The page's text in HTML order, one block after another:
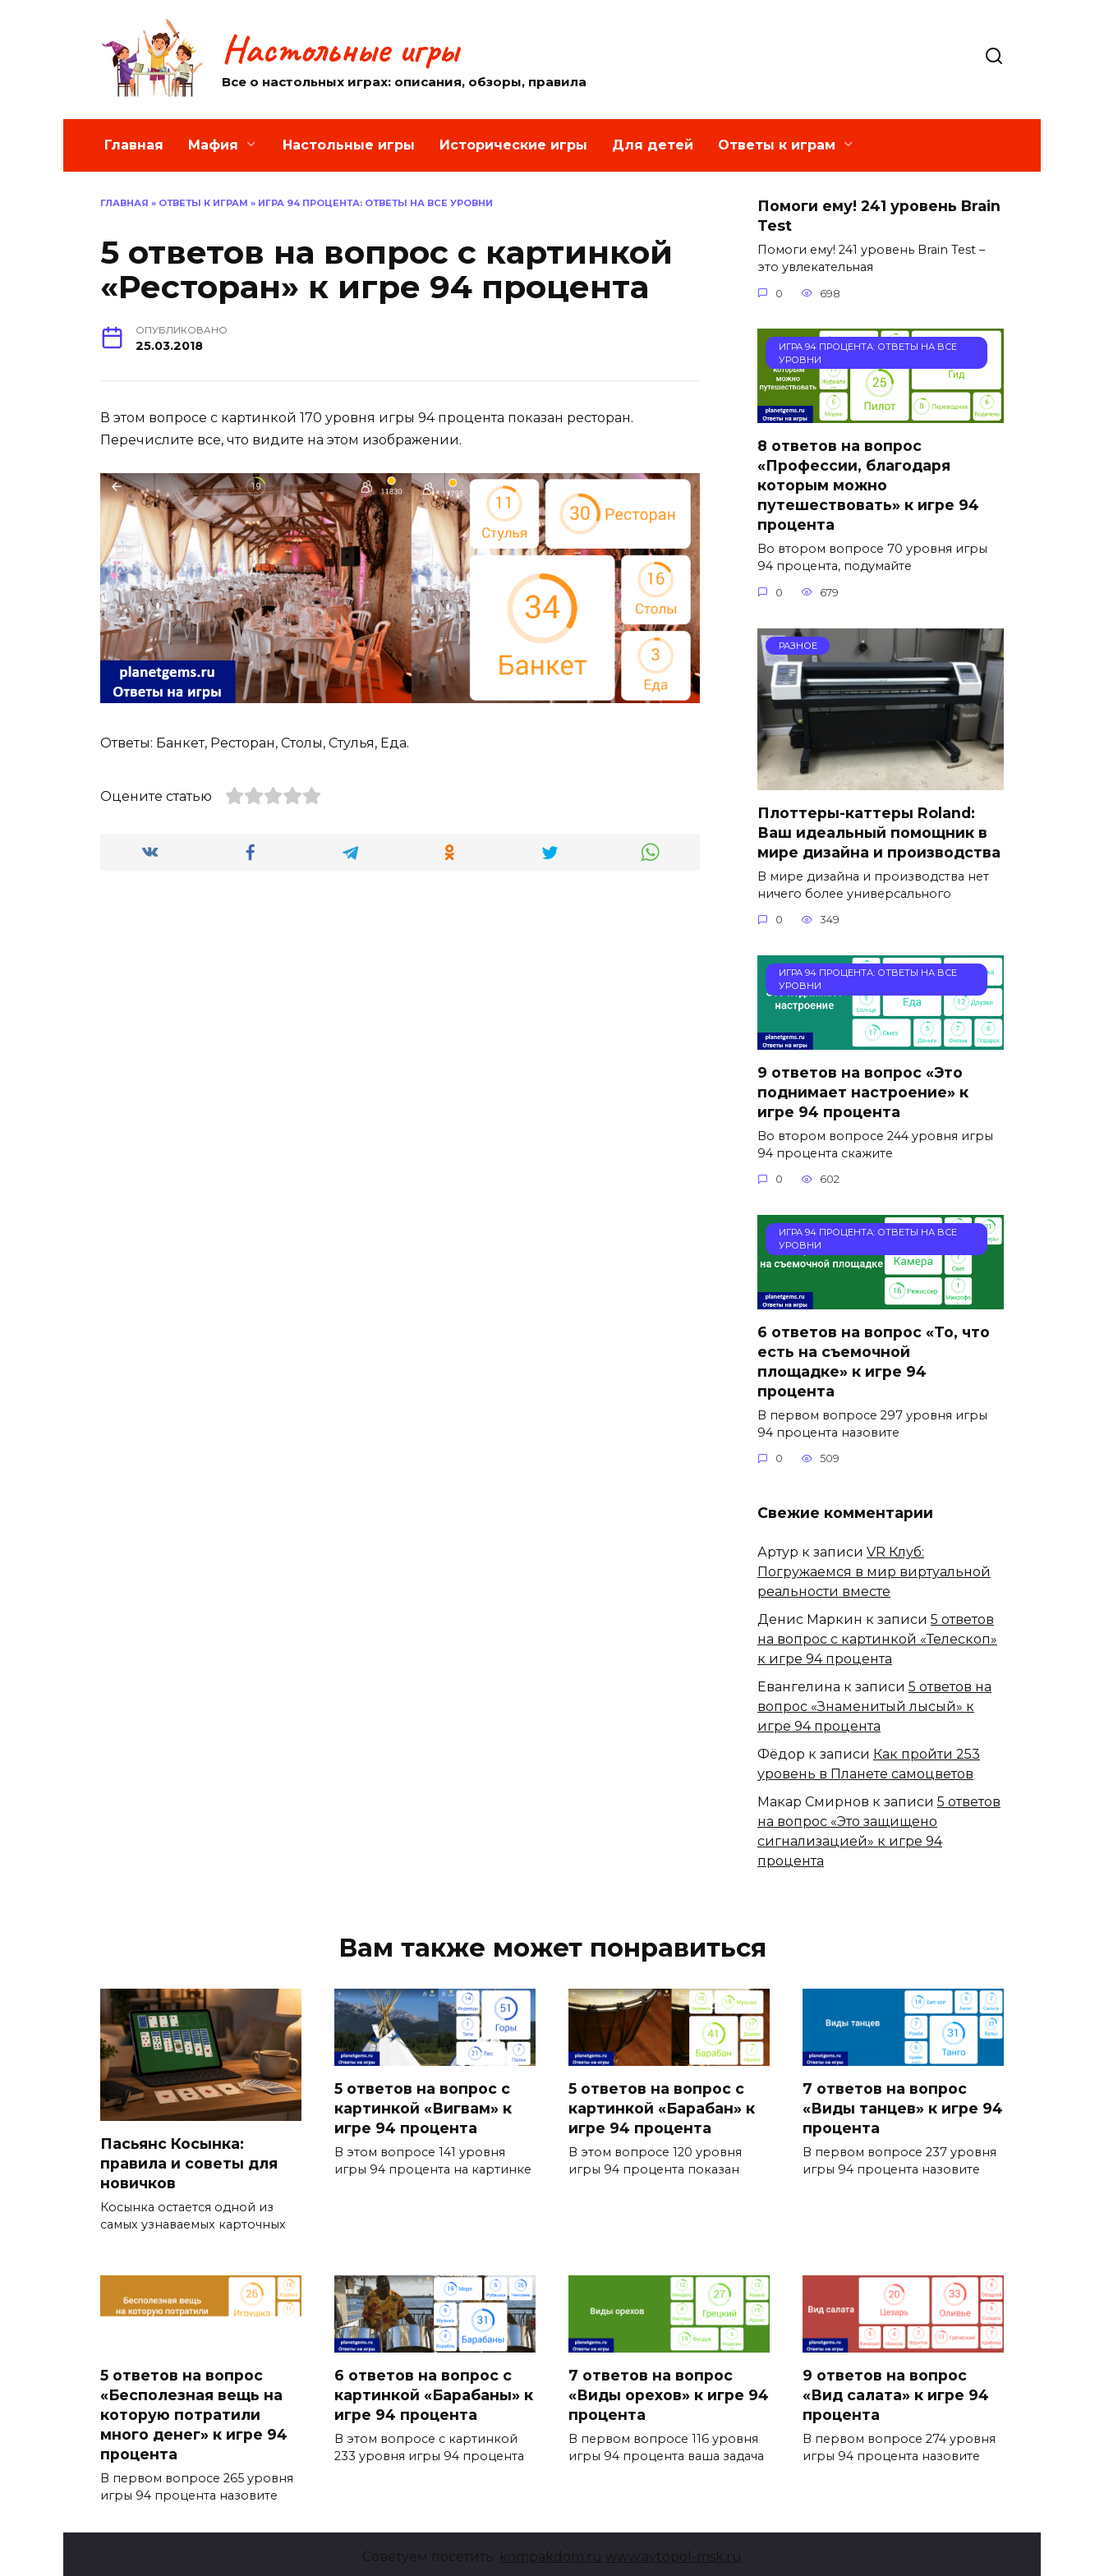
Настольные игры
Все о настольных играх: описания, обзоры, правила
Главная Мафия Настольные игры Исторические игры Для детей Ответы к играм
ГЛАВНАЯ » ОТВЕТЫ К ИГРАМ » ИГРА 94 ПРОЦЕНТА: ОТВЕТЫ НА ВСЕ УРОВНИ
5 ответов на вопрос с картинкой
«Ресторан» к игре 94 процента
ОПУБЛИКОВАНО
25.03.2018
В этом вопросе с картинкой 170 уровня игры 94 процента показан ресторан.
Перечислите все, что видите на этом изображении.
Ответы: Банкет, Ресторан, Столы, Стулья, Еда.
Оцените статью
Помоги ему! 241 уровень Brain
Test
Помоги ему! 241 уровень Brain Test –
это увлекательная
0 698
ИГРА 94 ПРОЦЕНТА: ОТВЕТЫ НА ВСЕ
УРОВНИ
8 ответов на вопрос
«Профессии, благодаря
которым можно
путешествовать» к игре 94
процента
Во втором вопросе 70 уровня игры
94 процента, подумайте
0 679
РАЗНОЕ
Плоттеры-каттеры Roland:
Ваш идеальный помощник в
мире дизайна и производства
В мире дизайна и производства нет
ничего более универсального
0 349
ИГРА 94 ПРОЦЕНТА: ОТВЕТЫ НА ВСЕ
УРОВНИ
9 ответов на вопрос «Это
поднимает настроение» к
игре 94 процента
Во втором вопросе 244 уровня игры
94 процента скажите
0 602
ИГРА 94 ПРОЦЕНТА: ОТВЕТЫ НА ВСЕ
УРОВНИ
6 ответов на вопрос «То, что
есть на съемочной
площадке» к игре 94
процента
В первом вопросе 297 уровня игры
94 процента назовите
0 509
Свежие комментарии
Артур к записи VR Клуб:
Погружаемся в мир виртуальной
реальности вместе
Денис Маркин к записи 5 ответов
на вопрос с картинкой «Телескоп»
к игре 94 процента
Евангелина к записи 5 ответов на
вопрос «Знаменитый лысый» к
игре 94 процента
Фёдор к записи Как пройти 253
уровень в Планете самоцветов
Макар Смирнов к записи 5 ответов
на вопрос «Это защищено
сигнализацией» к игре 94
процента
Вам также может понравиться
Пасьянс Косынка:
правила и советы для
новичков
Косынка остается одной из
самых узнаваемых карточных
5 ответов на вопрос с
картинкой «Вигвам» к
игре 94 процента
В этом вопросе 141 уровня
игры 94 процента на картинке
5 ответов на вопрос с
картинкой «Барабан» к
игре 94 процента
В этом вопросе 120 уровня
игры 94 процента показан
7 ответов на вопрос
«Виды танцев» к игре 94
процента
В первом вопросе 237 уровня
игры 94 процента назовите
5 ответов на вопрос
«Бесполезная вещь на
которую потратили
много денег» к игре 94
процента
В первом вопросе 265 уровня
игры 94 процента назовите
6 ответов на вопрос с
картинкой «Барабаны» к
игре 94 процента
В этом вопросе с картинкой
233 уровня игры 94 процента
7 ответов на вопрос
«Виды орехов» к игре 94
процента
В первом вопросе 116 уровня
игры 94 процента ваша задача
9 ответов на вопрос
«Вид салата» к игре 94
процента
В первом вопросе 274 уровня
игры 94 процента назовите
Советуем посетить: kompakdom.ru www.avtopol-msk.ru